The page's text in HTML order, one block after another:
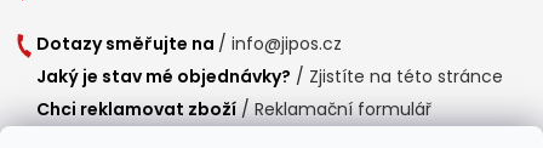
Dotazy směřujte na / info@jipos.cz
Jaký je stav mé objednávky? / Zjistíte na této stránce
Chci reklamovat zboží / Reklamační formulář